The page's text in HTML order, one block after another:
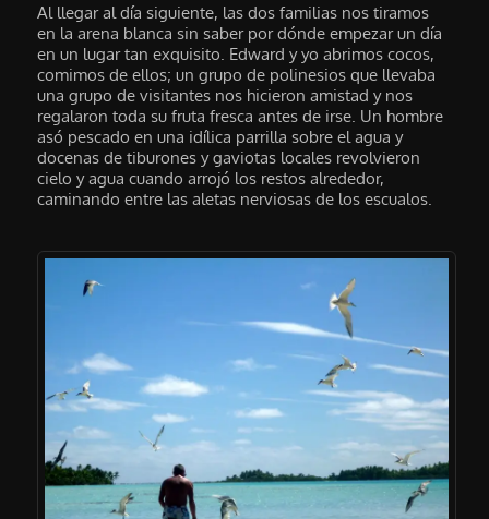
Al llegar al día siguiente, las dos familias nos tiramos
en la arena blanca sin saber por dónde empezar un día
en un lugar tan exquisito. Edward y yo abrimos cocos,
comimos de ellos; un grupo de polinesios que llevaba
una grupo de visitantes nos hicieron amistad y nos
regalaron toda su fruta fresca antes de irse. Un hombre
asó pescado en una idílica parrilla sobre el agua y
docenas de tiburones y gaviotas locales revolvieron
cielo y agua cuando arrojó los restos alrededor,
caminando entre las aletas nerviosas de los escualos.